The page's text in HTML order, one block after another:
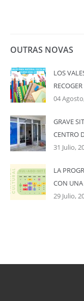
OUTRAS NOVAS
LOS
04
GRAVE
CENTRO
31 Julio,
LA
CON UNA
29 Julio,